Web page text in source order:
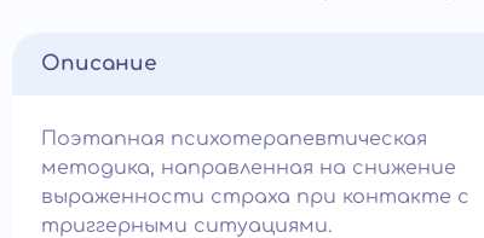
Описание
Поэтапная психотерапевтическая
методика, направленная на снижение
выраженности страха при контакте с
триггерными ситуациями.